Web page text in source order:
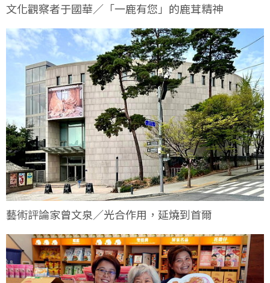
文化觀察者于國華／「一鹿有您」的鹿茸精神
藝術評論家曾文泉／光合作用，延燒到首爾